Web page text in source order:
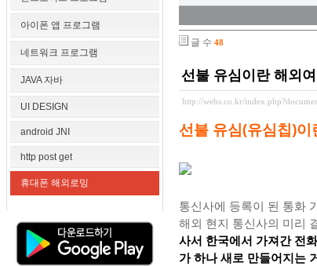
아이폰 앱 프로그램
네트워크 프로그램
JAVA 자바
UI DESIGN
android JNI
http post get
휴대폰 해외로밍
글 수 48
선불 유심이란 해외
http://webs.co.kr/
선불 유심(유심칩)이
통신사에 등록이 된 통화
해외 현지 통신사의 미리
사서 한국에서 가져간 전
가 하나 새로 만들어지는